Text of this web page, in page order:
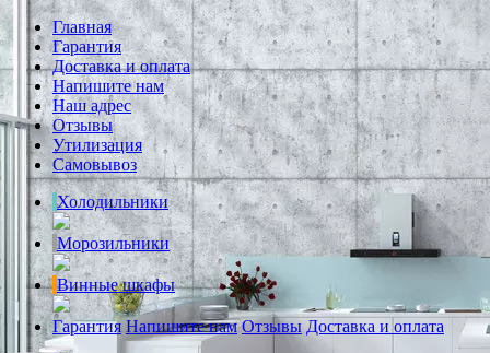
Главная
Гарантия
Доставка и оплата
Напишите нам
Наш адрес
Отзывы
Утилизация
Самовывоз
Холодильники
Морозильники
Винные шкафы
Гарантия Напишите нам Отзывы Доставка и оплата